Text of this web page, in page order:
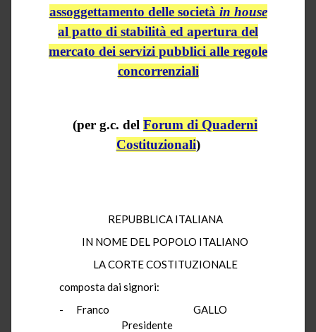
assoggettamento delle società in house
al patto di stabilità ed apertura del
mercato dei servizi pubblici alle regole
concorrenziali
(per g.c. del Forum di Quaderni
Costituzionali)
REPUBBLICA ITALIANA
IN NOME DEL POPOLO ITALIANO
LA CORTE COSTITUZIONALE
composta dai signori:
-
Franco
GALLO
Presidente